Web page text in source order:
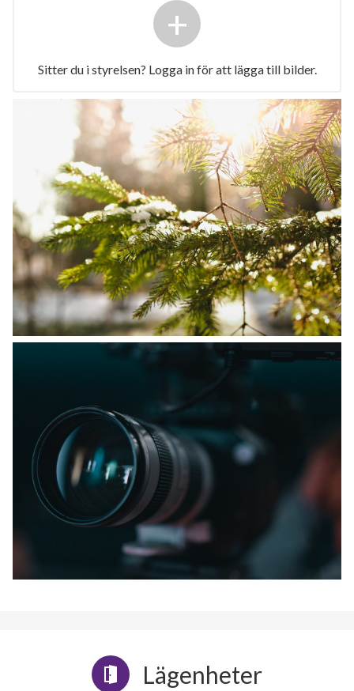
+
Sitter du i styrelsen? Logga in för att lägga till bilder.
Lägenheter